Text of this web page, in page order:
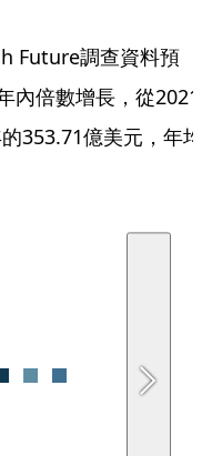
Future調查資料預
內倍數增長，從2021
353.71億美元，年均